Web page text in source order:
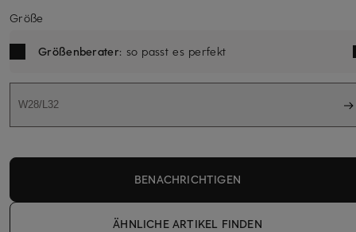
Größe
Größenberater: so passt es perfekt
W28/L32
BENACHRICHTIGEN
ÄHNLICHE ARTIKEL FINDEN